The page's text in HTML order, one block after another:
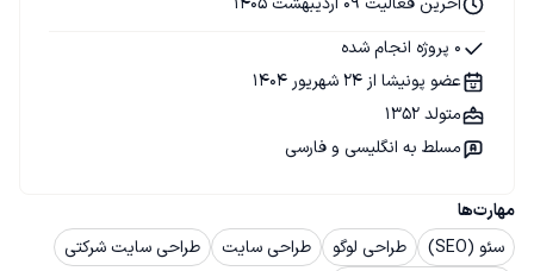
مهارت‌ها
سئو (SEO)
طراحی لوگو طراحی سایت
طراحی سایت شرکتی
0 پروژه انجام شده
عضو پونیشا از 24 شهریور 1404
متولد 1352
مسلط به انگلیسی و فارسی